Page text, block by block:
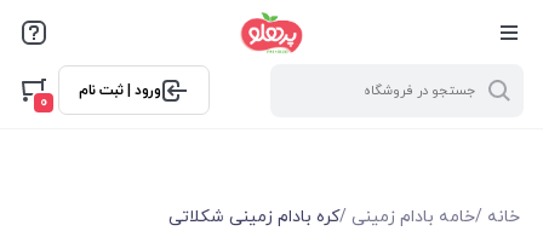
@media screen and (max-width: 500px) { .w-ch{bottom: 125px
!important; left:5px !important;} }
ورود | ثبت نام
0
خانه /خامه بادام زمینی/کره بادام زمینی شکلاتی